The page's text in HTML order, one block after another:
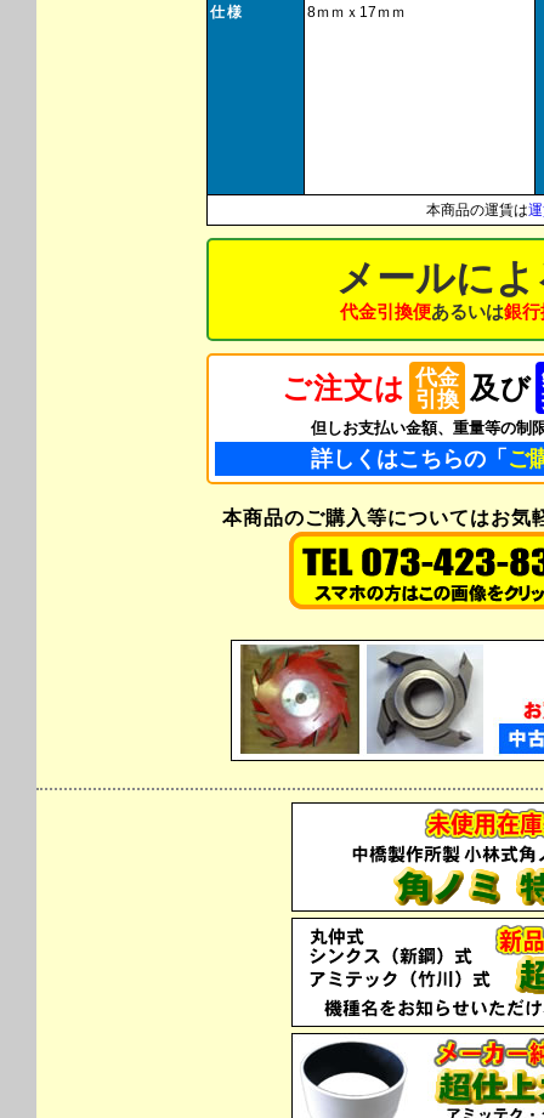
仕様
8ｍｍｘ17ｍｍ
本商品の運賃は
メールに
代金引換便あるいは銀行
ご注文は 代金
引換 及び
但しお支払い金額、重量等の制
詳しくはこちらの「 ご
本商品のご購入等についてはお気